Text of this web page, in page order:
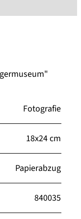
Fotografie
18x24 cm
Papierabzug
840035